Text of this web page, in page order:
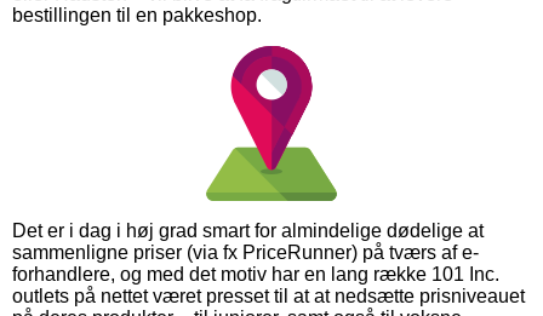
bestillingen til en pakkeshop.
Det er i dag i høj grad smart for almindelige dødelige at
sammenligne priser (via fx PriceRunner) på tværs af e-
forhandlere, og med det motiv har en lang række 101 Inc.
outlets på nettet været presset til at at nedsætte prisniveauet